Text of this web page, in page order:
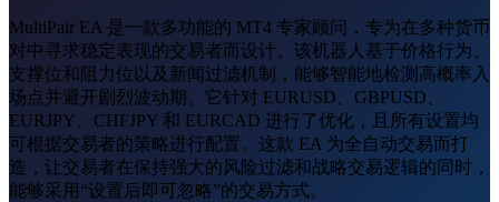
MultiPair EA 是一款多功能的 MT4 专家顾问，专为在多种货币
对中寻求稳定表现的交易者而设计。该机器人基于价格行为、
支撑位和阻力位以及新闻过滤机制，能够智能地检测高概率入
场点并避开剧烈波动期。它针对 EURUSD、GBPUSD、
EURJPY、CHFJPY 和 EURCAD 进行了优化，且所有设置均
可根据交易者的策略进行配置。这款 EA 为全自动交易而打
造，让交易者在保持强大的风险过滤和战略交易逻辑的同时，
能够采用“设置后即可忽略”的交易方式。